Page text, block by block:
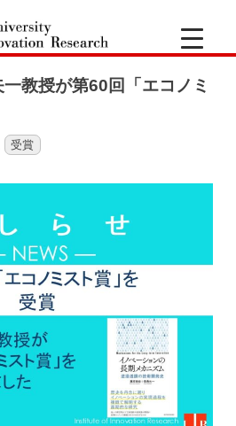
橋
ノ
ベ
ー
シ
ョ
一教授が第60回「エコノミ
受賞